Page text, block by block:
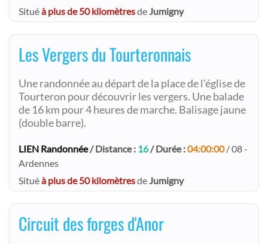
Situéà plus de 50 kilomètresdeJumigny
Les Vergers du Tourteronnais
Une randonnée au départ de la place de l'église de
Tourteron pour découvrir les vergers. Une balade
de 16 km pour 4 heures de marche. Balisage jaune
(double barre).
LIEN Randonnée/ Distance : 16/ Durée :04:00:00/ 08 -
Ardennes
Situéà plus de 50 kilomètresdeJumigny
Circuit des forges d'Anor